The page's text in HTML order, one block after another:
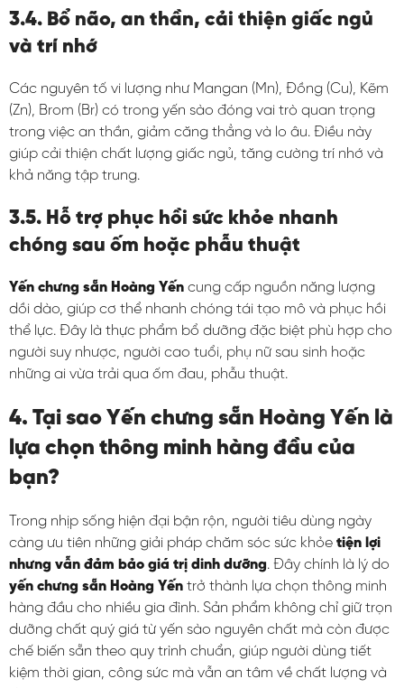
3.4. Bổ não, an thần, cải thiện giấc ngủ
và trí nhớ
Các nguyên tố vi lượng như Mangan (Mn), Đồng (Cu), Kẽm
(Zn), Brom (Br) có trong yến sào đóng vai trò quan trọng
trong việc an thần, giảm căng thẳng và lo âu. Điều này
giúp cải thiện chất lượng giấc ngủ, tăng cường trí nhớ và
khả năng tập trung.
3.5. Hỗ trợ phục hồi sức khỏe nhanh
chóng sau ốm hoặc phẫu thuật
Yến chưng sẵn Hoàng Yến cung cấp nguồn năng lượng
dồi dào, giúp cơ thể nhanh chóng tái tạo mô và phục hồi
thể lực. Đây là thực phẩm bổ dưỡng đặc biệt phù hợp cho
người suy nhược, người cao tuổi, phụ nữ sau sinh hoặc
những ai vừa trải qua ốm đau, phẫu thuật.
4. Tại sao Yến chưng sẵn Hoàng Yến là
lựa chọn thông minh hàng đầu của
bạn?
Trong nhịp sống hiện đại bận rộn, người tiêu dùng ngày
càng ưu tiên những giải pháp chăm sóc sức khỏe tiện lợi
nhưng vẫn đảm bảo giá trị dinh dưỡng. Đây chính là lý do
yến chưng sẵn Hoàng Yến trở thành lựa chọn thông minh
hàng đầu cho nhiều gia đình. Sản phẩm không chỉ giữ trọn
dưỡng chất quý giá từ yến sào nguyên chất mà còn được
chế biến sẵn theo quy trình chuẩn, giúp người dùng tiết
kiệm thời gian, công sức mà vẫn an tâm về chất lượng và